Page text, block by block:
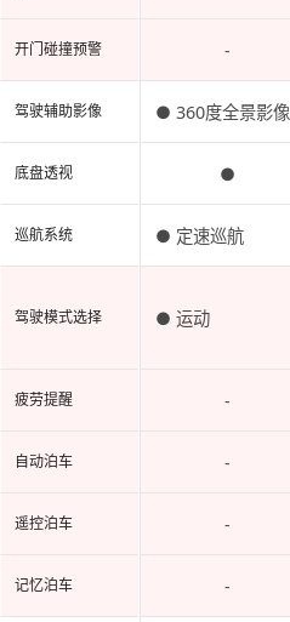
开门碰撞预警
驾驶辅助影像
底盘透视
巡航系统
驾驶模式选择
疲劳提醒
自动泊车
遥控泊车
记忆泊车
-
● 360度全景影像
●
● 定速巡航
● 运动
-
-
-
-